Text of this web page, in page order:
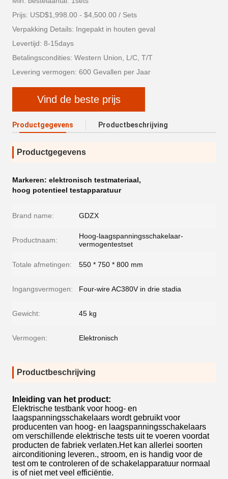
Prijs: USD$1,998.00 - $4,500.00 / Sets
Verpakking Details: Ingepakt in houten geval
Levertijd: 8-15days
Betalingscondities: Western Union, L/C, T/T
Levering vermogen: 600 Gevallen per Jaar
Vind de beste prijs
Productgegevens Productbeschrijving
Productgegevens
Markeren: elektronisch testmateriaal,
hoog potentieel testapparatuur
Brand name: GDZX
Productnaam:
Hoog-laagspanningsschakelaar-
vermogentestset
Totale afmetingen: 550 * 750 * 800 mm
Ingangsvermogen: Four-wire AC380V in drie stadia
Gewicht: 45 kg
Vermogen: Elektronisch
Productbeschrijving
Inleiding van het product:
Elektrische testbank voor hoog- en
laagspanningsschakelaars wordt gebruikt voor
producenten van hoog- en laagspanningsschakelaars
om verschillende elektrische tests uit te voeren voordat
producten de fabriek verlaten.Het kan allerlei soorten
airconditioning leveren., stroom, en is handig voor de
test om te controleren of de schakelapparatuur normaal
is of niet met veel efficiëntie.